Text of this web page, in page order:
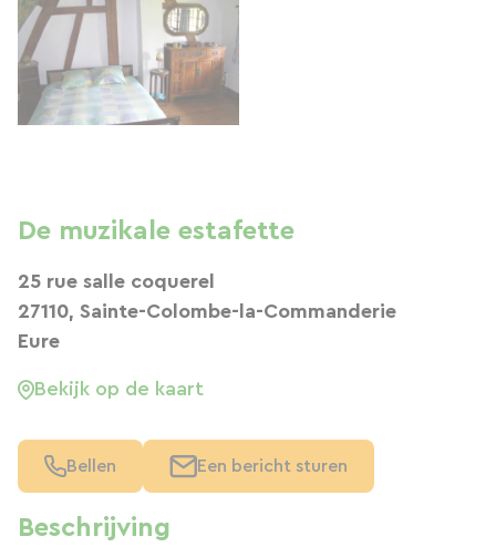
Beschrijving
De muzikale estafette
25 rue salle coquerel
27110, Sainte-Colombe-la-Commanderie
Eure
Bekijk op de kaart
Bellen Een bericht sturen